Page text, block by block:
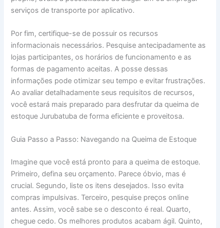
serviços de transporte por aplicativo.
Por fim, certifique-se de possuir os recursos
informacionais necessários. Pesquise antecipadamente as
lojas participantes, os horários de funcionamento e as
formas de pagamento aceitas. A posse dessas
informações pode otimizar seu tempo e evitar frustrações.
Ao avaliar detalhadamente seus requisitos de recursos,
você estará mais preparado para desfrutar da queima de
estoque Jurubatuba de forma eficiente e proveitosa.
Guia Passo a Passo: Navegando na Queima de Estoque
Imagine que você está pronto para a queima de estoque.
Primeiro, defina seu orçamento. Parece óbvio, mas é
crucial. Segundo, liste os itens desejados. Isso evita
compras impulsivas. Terceiro, pesquise preços online
antes. Assim, você sabe se o desconto é real. Quarto,
chegue cedo. Os melhores produtos acabam ágil. Quinto,